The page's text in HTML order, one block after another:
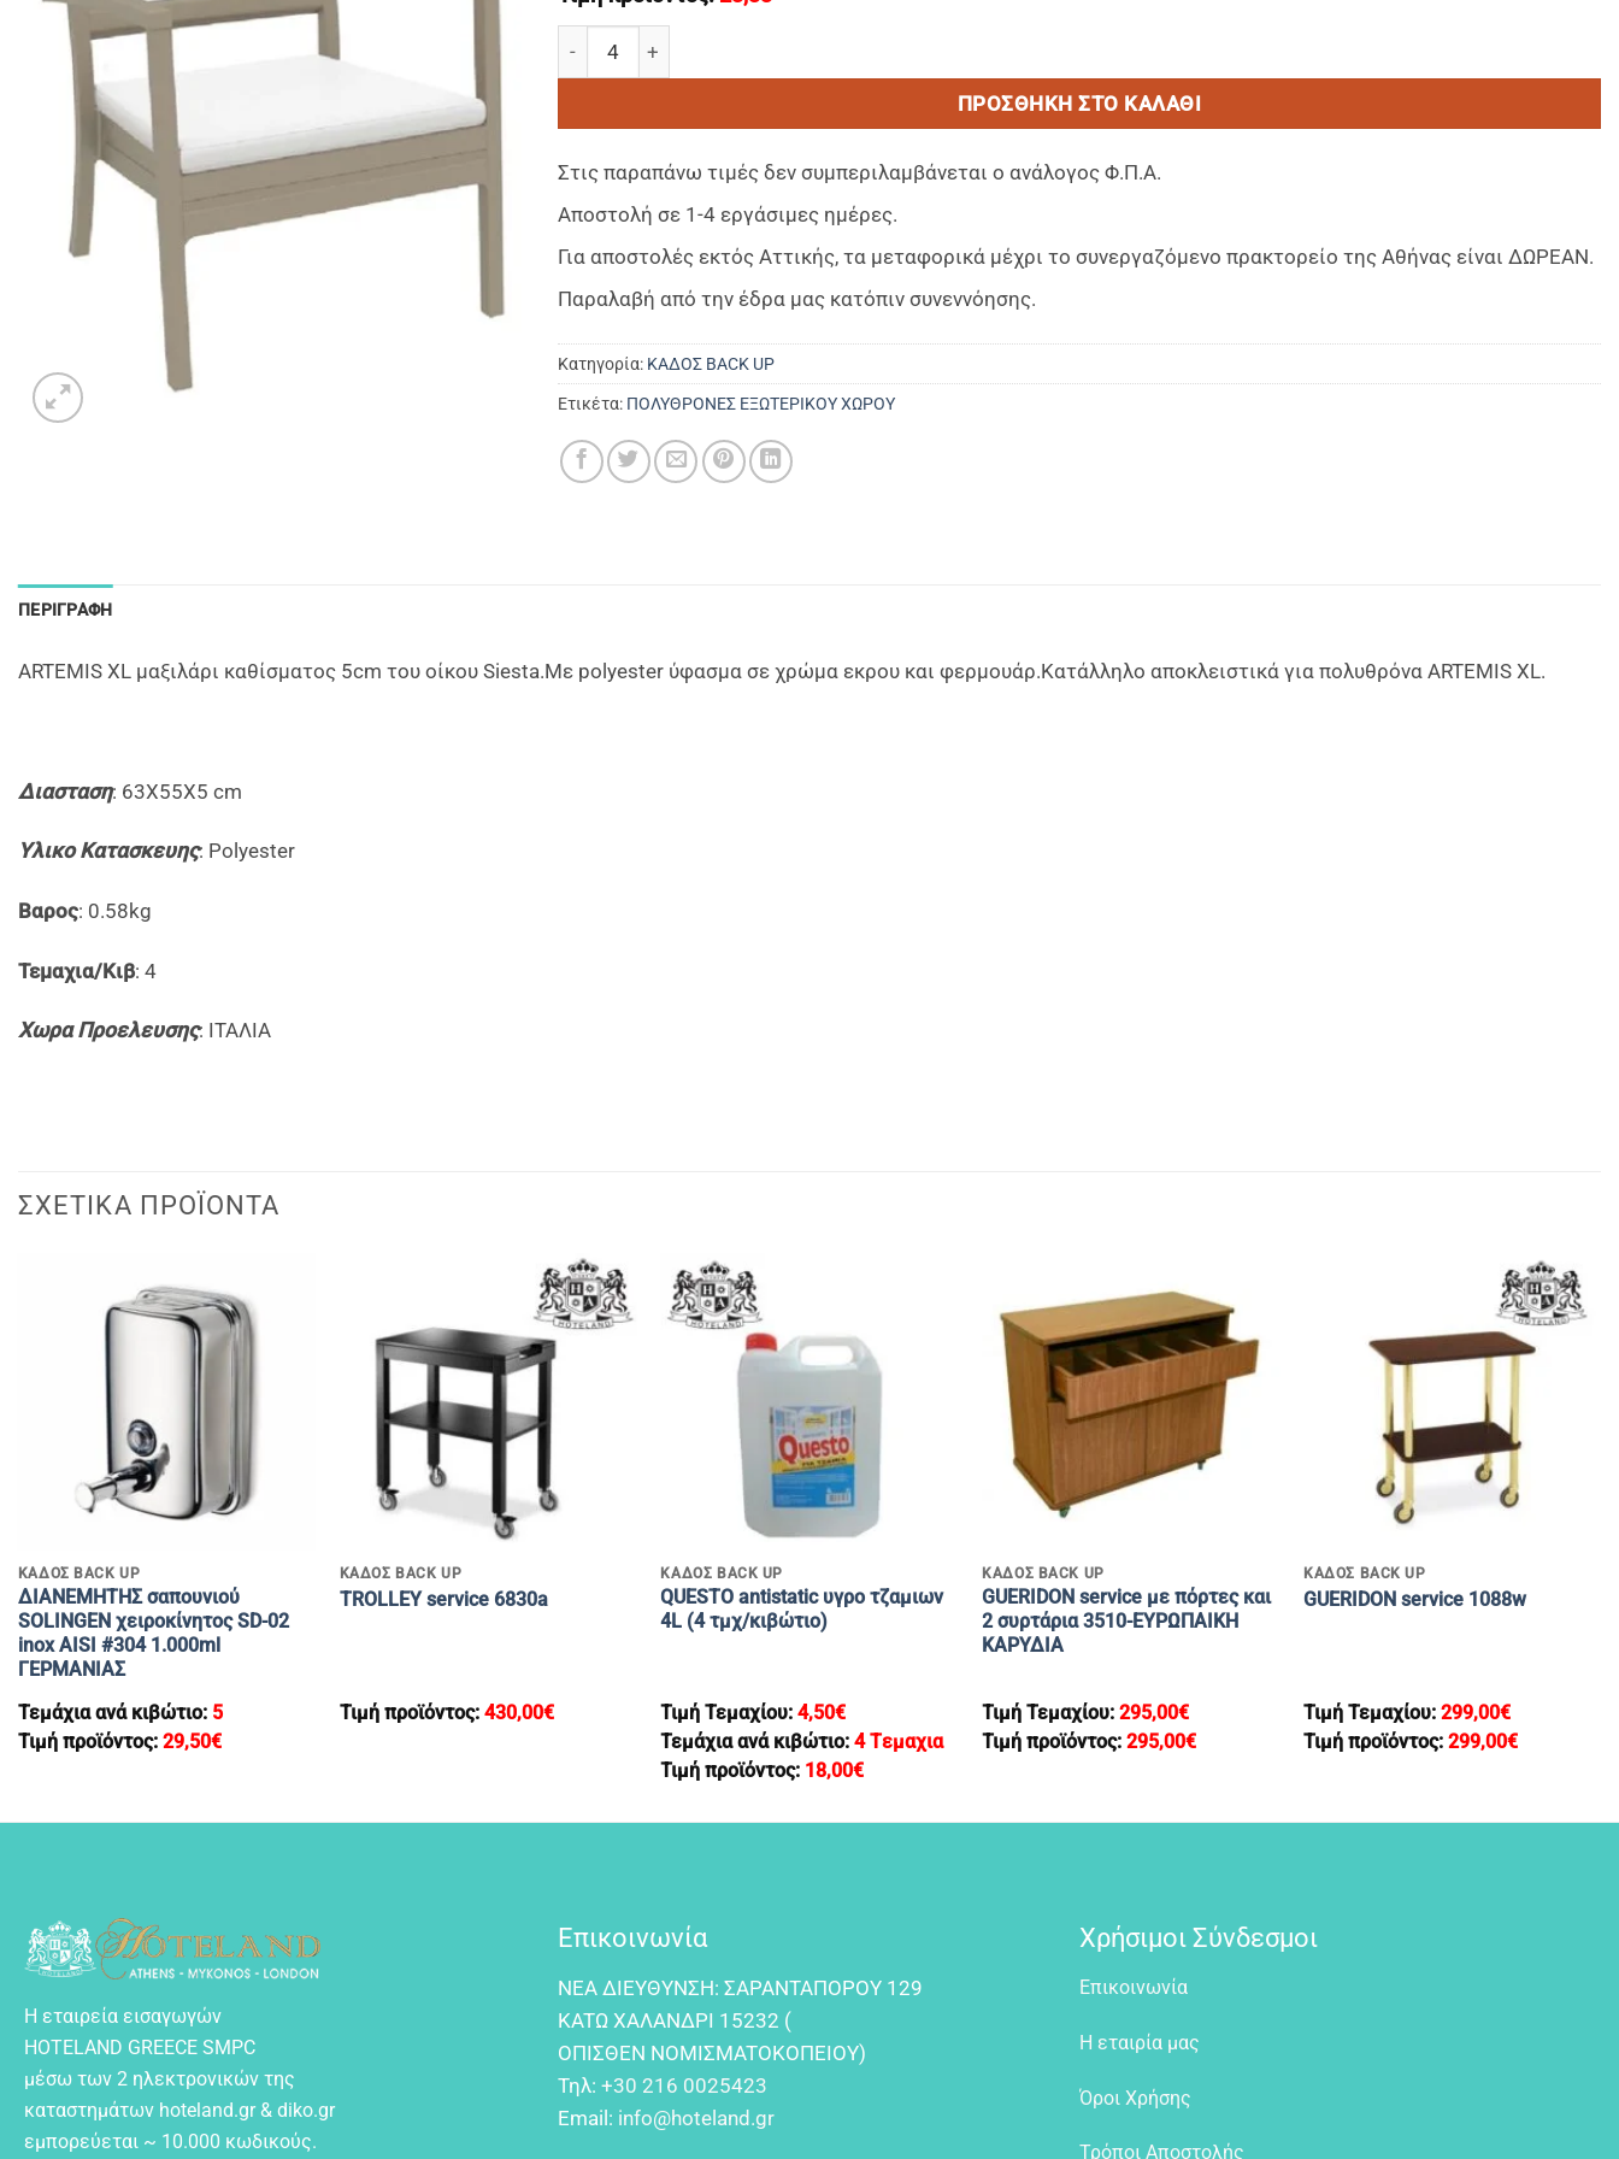
ARTEMIS XL Εκρού - Μαξιλάρι Καθίσματος Polyester (MADE IN ITALY) ποσότητα
ΠΡΟΣΘΉΚΗ ΣΤΟ ΚΑΛΆΘΙ
Στις παραπάνω τιμές δεν συμπεριλαμβάνεται ο ανάλογος Φ.Π.Α.
Αποστολή σε 1-4 εργάσιμες ημέρες.
Για αποστολές εκτός Αττικής, τα μεταφορικά μέχρι το συνεργαζόμενο πρακτορείο της Αθήνας είναι ΔΩΡΕΑΝ.
Παραλαβή από την έδρα μας κατόπιν συνεννόησης.
Κατηγορία: ΚΑΔΟΣ BACK UP
Ετικέτα: ΠΟΛΥΘΡΟΝΕΣ ΕΞΩΤΕΡΙΚΟΥ ΧΩΡΟΥ
ΠΕΡΙΓΡΑΦΉ
ARTEMIS XL μαξιλάρι καθίσματος 5cm του οίκου Siesta.Με polyester ύφασμα σε χρώμα εκρου και φερμουάρ.Κατάλληλο αποκλειστικά για πολυθρόνα ARTEMIS XL.
Διασταση: 63X55X5 cm
Yλικο Κατασκευης: Polyester
Βαρος: 0.58kg
Τεμαχια/Κιβ: 4
Xωρα Προελευσης: ITAΛΙΑ
ΣΧΕΤΙΚΆ ΠΡΟΪΌΝΤΑ
ΚΑΔΟΣ BACK UP
ΔΙΑΝΕΜΗΤΗΣ σαπουνιού
SOLINGEN χειροκίνητος SD-02
inox AISI #304 1.000ml
ΓΕΡΜΑΝΙΑΣ
Τεμάχια ανά κιβώτιο: 5
Τιμή προϊόντος: 29,50€
ΚΑΔΟΣ BACK UP
TROLLEY service 6830a
Τιμή προϊόντος: 430,00€
ΚΑΔΟΣ BACK UP
QUESTO antistatic υγρο τζαμιων
4L (4 τμχ/κιβώτιο)
Τιμή Τεμαχίου:4,50€
Τεμάχια ανά κιβώτιο:4 Tεμαχια
Τιμή προϊόντος: 18,00€
ΚΑΔΟΣ BACK UP
GUERIDON service με πόρτες και
2 συρτάρια 3510-ΕΥΡΩΠΑΙΚΗ
ΚΑΡΥΔΙΑ
Τιμή Τεμαχίου:295,00€
Τιμή προϊόντος:295,00€
ΚΑΔΟΣ BACK UP
GUERIDON service 1088w
Τιμή Τεμαχίου: 299,00€
Τιμή προϊόντος: 299,00€
Η εταιρεία εισαγωγών
HOTELAND GREECE SMPC
μέσω των 2 ηλεκτρονικών της
καταστημάτων hoteland.gr & diko.gr
εμπορεύεται ~ 10.000 κωδικούς.
Επικοινωνία
NEA ΔIEYΘYNΣH: ΣAPANTAΠOPOY 129
KATΩ XAΛANΔPI 15232 (
OΠIΣΘEN NOMIΣMATOKOΠEIOY)
Τηλ: +30 216 0025423
Email: info@hoteland.gr
Χρήσιμοι Σύνδεσμοι
Επικοινωνία
Η εταιρία μας
Όροι Χρήσης
Τρόποι Αποστολής